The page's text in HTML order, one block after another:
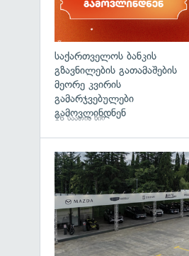
საქართველოს ბანკის
გზავნილების გათამაშების
მეორე კვირის
გამარჯვებულები
გამოვლინდნენ
16 საათის წინ